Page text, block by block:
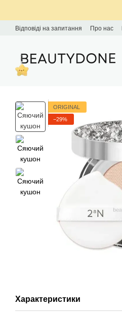
Відповіді на запитання Про нас
ORIGINAL
−29%
Характеристики